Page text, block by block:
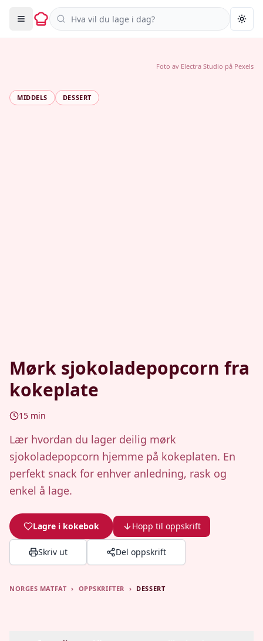
Søk i oppskrifter
MIDDELS DESSERT
Mørk sjokoladepopcorn fra
kokeplate
15 min
Lær hvordan du lager deilig mørk
sjokoladepopcorn hjemme på kokeplaten. En
perfekt snack for enhver anledning, rask og
enkel å lage.
Lagre i kokebok Hopp til oppskrift
Skriv ut Del oppskrift
Foto av Electra Studio på Pexels
NORGES MATFAT › OPPSKRIFTER › DESSERT